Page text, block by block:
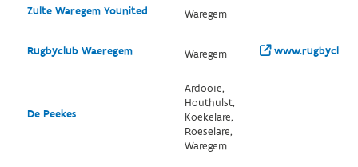
Zulte Waregem Younited Waregem
Rugbyclub Waeregem Waregem
De Peekes
Ardooie,
Houthulst,
Koekelare,
Roeselare,
Waregem